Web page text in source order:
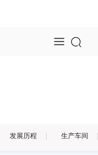
发展历程 生产车间